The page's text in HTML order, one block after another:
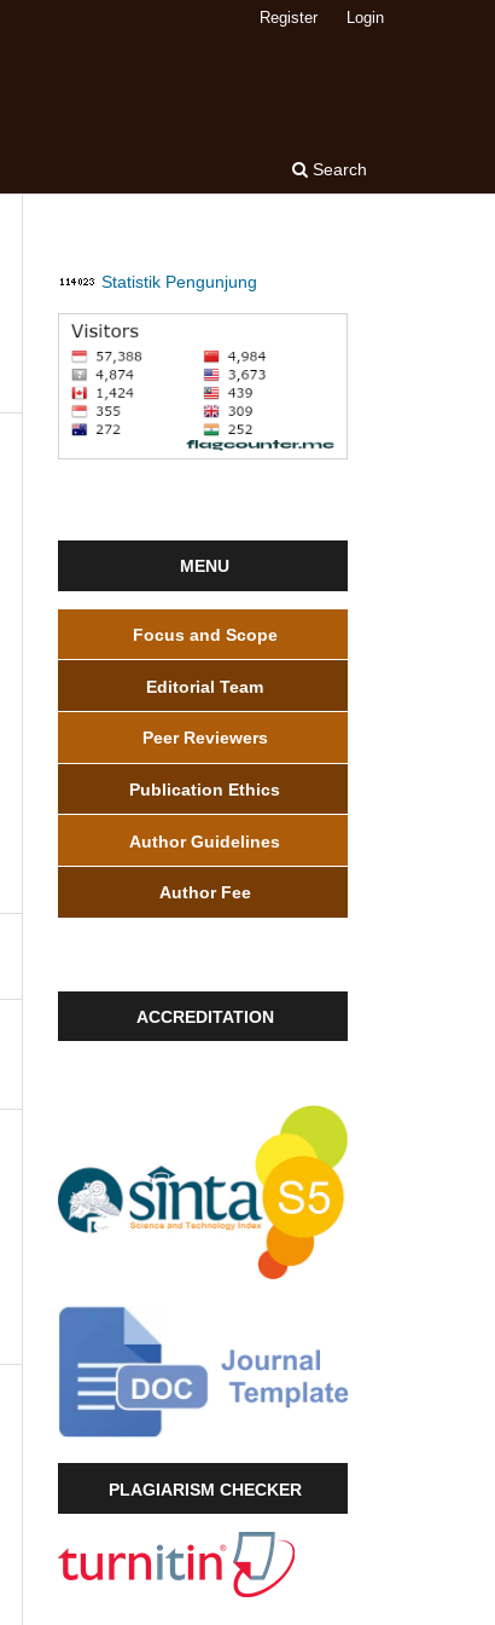
Search
Register Login
Statistik Pengunjung
MENU
Focus and Scope
Editorial Team
Peer Reviewers
Publication Ethics
Author Guidelines
Author Fee
ACCREDITATION
PLAGIARISM CHECKER